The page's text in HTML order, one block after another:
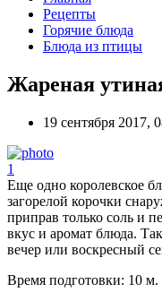
Рецепты
Горячие блюда
Блюда из птицы
Жареная
19 сентября 2017,
1
Еще одно королевское
загорелой корочки
приправ только соль и
вкус и аромат блюда.
вечер или воскресный
Время подготовки: 10 м.